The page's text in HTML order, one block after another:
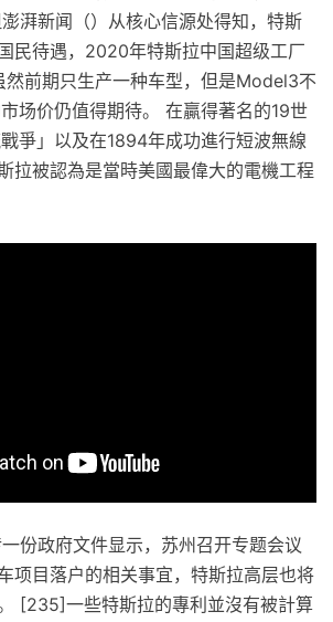
湃新闻（）从核心信源处得知，特斯
民待遇，2020年特斯拉中国超级工厂
前期只生产一种车型，但是Model3不
场价仍值得期待。 在贏得著名的19世
爭」以及在1894年成功進行短波無線
拉被認為是當時美國最偉大的電機工程
份政府文件显示，苏州召开专题会议
项目落户的相关事宜，特斯拉高层也将
[235]一些特斯拉的專利並沒有被計算